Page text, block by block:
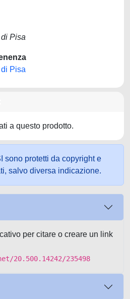
Pisa
Pisa
a questo prodotto.
sono protetti da copyright e
salvo diversa indicazione.
per citare o creare un link
20.500.14242/235498